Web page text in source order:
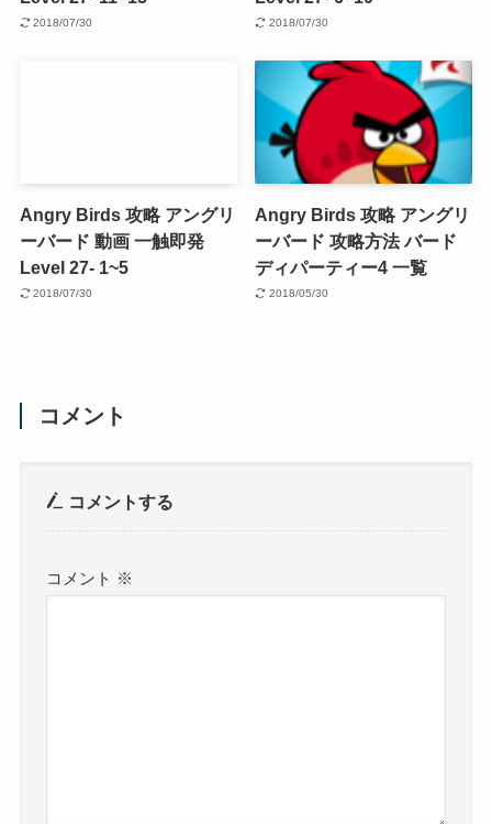
2018/07/30 2018/07/30
Angry Birds 攻略 アングリ
ーバード 動画 一触即発
Level 27- 1~5
2018/07/30
Angry Birds 攻略 アングリ
ーバード 攻略方法 バード
ディパーティー4 一覧
2018/05/30
コメント
コメントする
コメント ※